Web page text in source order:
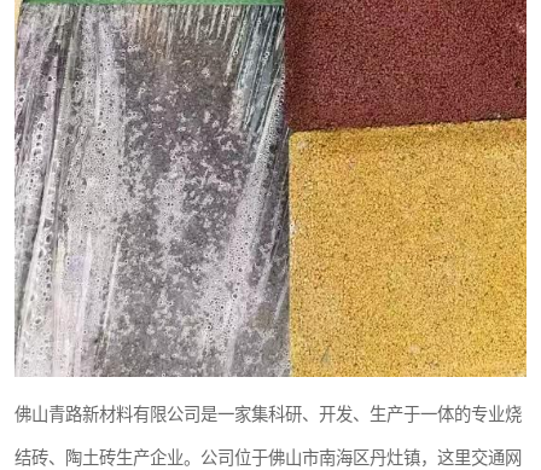
佛山青路新材料有限公司是一家集科研、开发、生产于一体的专业烧
结砖、陶土砖生产企业。公司位于佛山市南海区丹灶镇，这里交通网